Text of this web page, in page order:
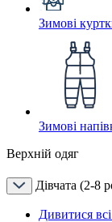
Зимові
Зимові
Верхній одяг
Дівчата (2-8
Дивитися